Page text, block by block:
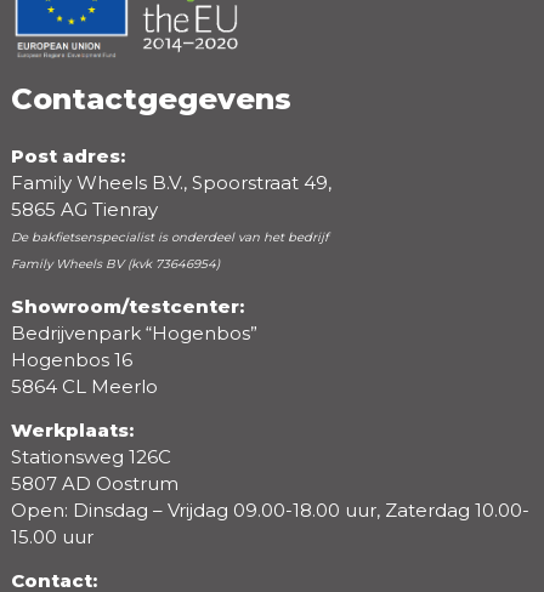
Positieve punten
Beoordeling
Contactgegevens
Post adres:
Family Wheels B.V., Spoorstraat 49,
5865 AG Tienray
De bakfietsenspecialist is onderdeel van het bedrijf
Family Wheels BV (kvk 73646954)
Showroom/testcenter:
Bedrijvenpark “Hogenbos”
Hogenbos 16
5864 CL Meerlo
Werkplaats:
Stationsweg 126C
5807 AD Oostrum
Open: Dinsdag – Vrijdag 09.00-18.00 uur, Zaterdag 10.00-
15.00 uur
Contact: